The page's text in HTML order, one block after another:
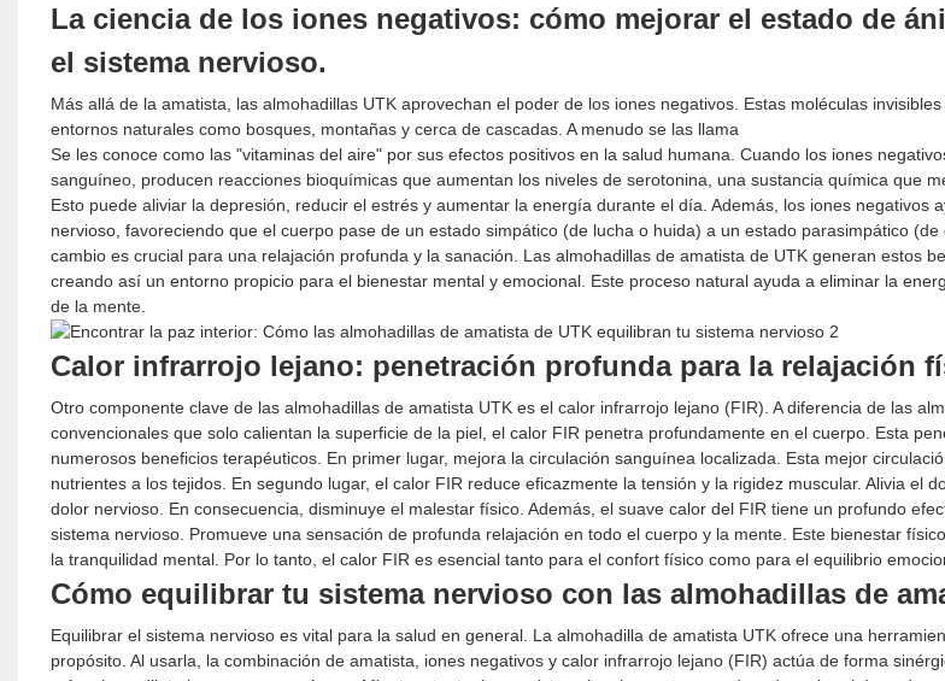
La ciencia de los iones negativos: cómo mejorar el estado de
el sistema nervioso.
Más allá de la amatista, las almohadillas UTK aprovechan el poder de los iones negativos. Estas moléculas
entornos naturales como bosques, montañas y cerca de cascadas. A menudo se las llama
Se les conoce como las "vitaminas del aire" por sus efectos positivos en la salud humana. Cuando los iones
sanguíneo, producen reacciones bioquímicas que aumentan los niveles de serotonina, una sustancia química que
Esto puede aliviar la depresión, reducir el estrés y aumentar la energía durante el día. Además, los iones negativos
nervioso, favoreciendo que el cuerpo pase de un estado simpático (de lucha o huida) a un estado parasimpático
cambio es crucial para una relajación profunda y la sanación. Las almohadillas de amatista de UTK generan estos
creando así un entorno propicio para el bienestar mental y emocional. Este proceso natural ayuda a eliminar la
de la mente.
Calor infrarrojo lejano: penetración profunda para la relajación
Otro componente clave de las almohadillas de amatista UTK es el calor infrarrojo lejano (FIR). A diferencia de las
convencionales que solo calientan la superficie de la piel, el calor FIR penetra profundamente en el cuerpo. Esta
numerosos beneficios terapéuticos. En primer lugar, mejora la circulación sanguínea localizada. Esta mejor
nutrientes a los tejidos. En segundo lugar, el calor FIR reduce eficazmente la tensión y la rigidez muscular. Alivia el
dolor nervioso. En consecuencia, disminuye el malestar físico. Además, el suave calor del FIR tiene un profundo
sistema nervioso. Promueve una sensación de profunda relajación en todo el cuerpo y la mente. Este bienestar
la tranquilidad mental. Por lo tanto, el calor FIR es esencial tanto para el confort físico como para el equilibrio
Cómo equilibrar tu sistema nervioso con las almohadillas de
Equilibrar el sistema nervioso es vital para la salud en general. La almohadilla de amatista UTK ofrece una
propósito. Al usarla, la combinación de amatista, iones negativos y calor infrarrojo lejano (FIR) actúa de forma